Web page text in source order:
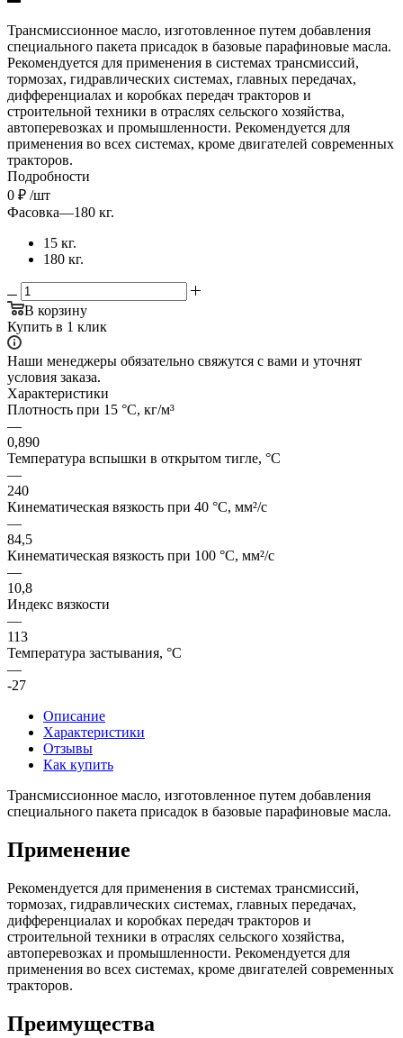
Трансмиссионное масло, изготовленное путем добавления
специального пакета присадок в базовые парафиновые масла.
Рекомендуется для применения в системах трансмиссий,
тормозах, гидравлических системах, главных передачах,
дифференциалах и коробках передач тракторов и
строительной техники в отраслях сельского хозяйства,
автоперевозках и промышленности. Рекомендуется для
применения во всех системах, кроме двигателей современных
тракторов.
Подробности
0 ₽ /шт
Фасовка—180 кг.
15 кг.
180 кг.
В корзину
Купить в 1 клик
Наши менеджеры обязательно свяжутся с вами и уточнят
условия заказа.
Характеристики
Плотность при 15 °C, кг/м³
—
0,890
Температура вспышки в открытом тигле, °C
—
240
Кинематическая вязкость при 40 °C, мм²/с
—
84,5
Кинематическая вязкость при 100 °C, мм²/с
—
10,8
Индекс вязкости
—
113
Температура застывания, °C
—
-27
Описание
Характеристики
Отзывы
Как купить
Трансмиссионное масло, изготовленное путем добавления
специального пакета присадок в базовые парафиновые масла.
Применение
Рекомендуется для применения в системах трансмиссий,
тормозах, гидравлических системах, главных передачах,
дифференциалах и коробках передач тракторов и
строительной техники в отраслях сельского хозяйства,
автоперевозках и промышленности. Рекомендуется для
применения во всех системах, кроме двигателей современных
тракторов.
Преимущества